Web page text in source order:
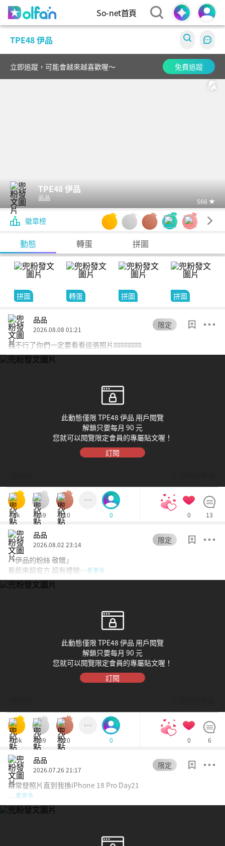
Dolfan So-net首頁
TPE48 伊品
立即追蹤，可能會越來越喜歡喔～ 免費追蹤
TPE48 伊品
品品 566
徽章榜
動態 轉蛋 拼圖
拼圖 轉蛋 拼圖 拼圖
品品
2026.08.08 01:21
限定
我不行了你們一定要看看這張照片ʬʬʬʬʬʬʬʬ
此動態僅限 TPE48 伊品 用戶閱覽
解鎖只要每月 90 元
您就可以閱覽限定會員的專屬貼文喔！
訂閱
1k 359 110 0 0 13
品品
2026.08.02 23:14
限定
「伊品的粉絲 敬贈」
看起來超官方 超有禮貌…看更多
此動態僅限 TPE48 伊品 用戶閱覽
解鎖只要每月 90 元
您就可以閱覽限定會員的專屬貼文喔！
訂閱
10k 599 520 0 0 6
品品
2026.07.26 21:17
限定
常常發照片直到我換iPhone 18 Pro Day21
…看更多